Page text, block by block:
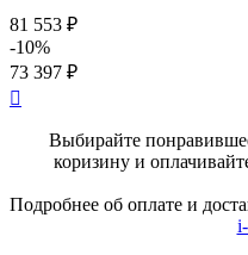
81 553 ₽
-10%
73 397 ₽

Выбирайте
коризину и
Подробнее об оплате и